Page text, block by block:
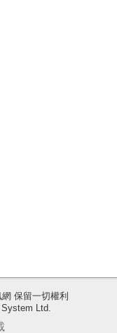
保留一切權利
Ltd.